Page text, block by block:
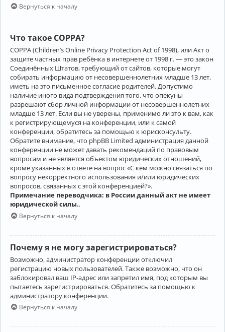
Вернуться к началу
Что такое COPPA?
COPPA (Children’s Online Privacy Protection Act of 1998), или Акт о
защите частных прав ребёнка в интернете от 1998 г. — это закон
Соединённых Штатов, требующий от сайтов, которые могут
собирать информацию от несовершеннолетних младше 13 лет,
иметь на это письменное согласие родителей. Допустимо
наличие иного вида подтверждения того, что опекуны
разрешают сбор личной информации от несовершеннолетних
младше 13 лет. Если вы не уверены, применимо ли это к вам, как
к регистрирующемуся на конференции, или к самой
конференции, обратитесь за помощью к юрисконсульту.
Обратите внимание, что phpBB Limited администрация данной
конференции не может давать рекомендаций по правовым
вопросам и не является объектом юридических отношений,
кроме указанных в ответе на вопрос «С кем можно связаться по
вопросу некорректного использования и/или юридических
вопросов, связанных с этой конференцией?».
Примечание переводчика: в России данный акт не имеет
юридической силы..
Вернуться к началу
Почему я не могу зарегистрироваться?
Возможно, администратор конференции отключил
регистрацию новых пользователей. Также возможно, что он
заблокировал ваш IP-адрес или запретил имя, под которым вы
пытаетесь зарегистрироваться. Обратитесь за помощью к
администратору конференции.
Вернуться к началу